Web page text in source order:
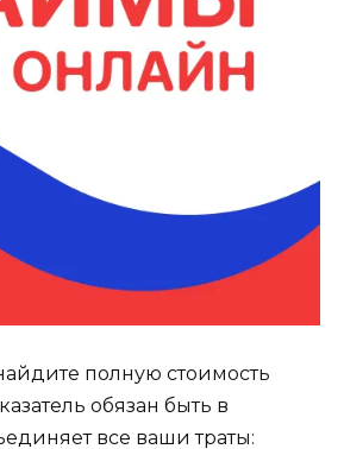
полную стоимость
обязан быть в
все ваши траты: